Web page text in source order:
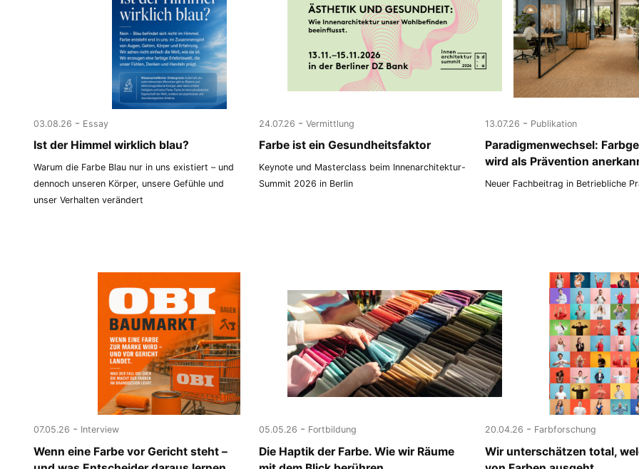
03.08.26 - Essay
Ist der Himmel wirklich blau?
Warum die Farbe Blau nur in uns existiert – und
dennoch unseren Körper, unsere Gefühle und
unser Verhalten verändert
24.07.26 - Vermittlung
Farbe ist ein Gesundheitsfaktor
Keynote und Masterclass beim Innenarchitektur-
Summit 2026 in Berlin
13.07.26 - Publikation
Paradigmenwechsel:
wird als Prävention
Neuer Fachbeitrag in Betriebliche
07.05.26 - Interview
Wenn eine Farbe vor Gericht steht –
05.05.26 - Fortbildung
Die Haptik der Farbe. Wie wir Räume
20.04.26 - Farbforschung
Wir unterschätzen total,